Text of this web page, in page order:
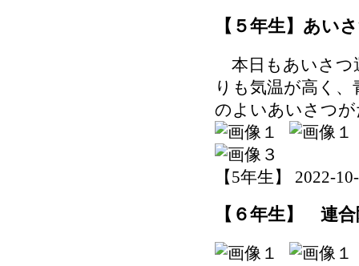
【５年生】あい
本日もあいさつ
りも気温が高く
のよいあいさつ
【5年生】 2022-
【６年生】 連